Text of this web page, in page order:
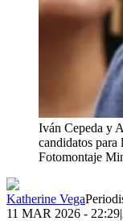
Iván Cepeda y
candidatos para
Fotomontaje
Katherine Vega
11 MAR 2026 - 22:29|